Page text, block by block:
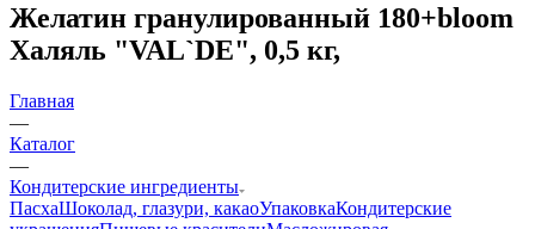
Желатин гранулированный 180+bloom
Халяль "VAL`DE", 0,5 кг,
Главная
—
Каталог
—
Кондитерские ингредиенты
ПасхаШоколад, глазури, какаоУпаковкаКондитерские